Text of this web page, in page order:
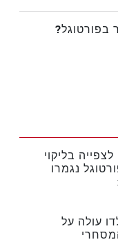
בפורטוגל?
בליקוי
נגמרו
עולה על